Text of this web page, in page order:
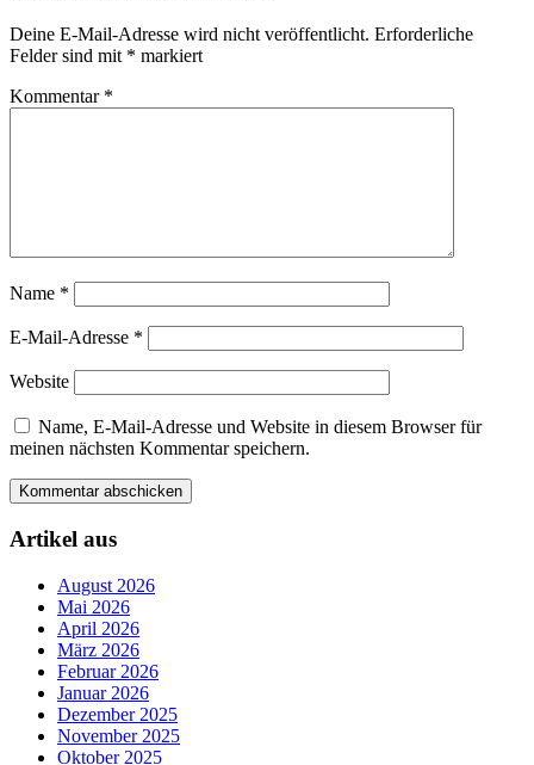
Deine E-Mail-Adresse wird nicht veröffentlicht. Erforderliche
Felder sind mit * markiert
Kommentar *
Name *
E-Mail-Adresse *
Website
Name, E-Mail-Adresse und Website in diesem Browser für
meinen nächsten Kommentar speichern.
Artikel aus
August 2026
Mai 2026
April 2026
März 2026
Februar 2026
Januar 2026
Dezember 2025
November 2025
Oktober 2025